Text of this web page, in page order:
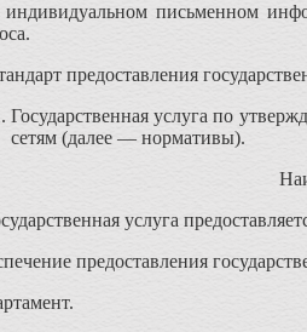
письменном
предоставления
Государственная услуга по
сетям (далее — нормативы).
услуга
предоставления